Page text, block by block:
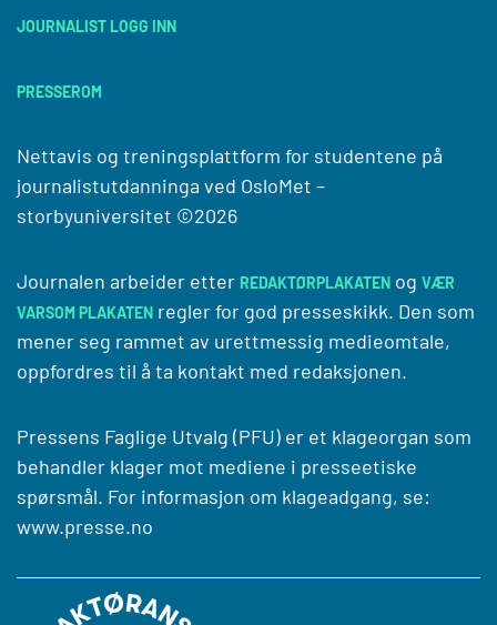
JOURNALIST LOGG INN
PRESSEROM
Nettavis og treningsplattform for studentene på
journalistutdanninga ved OsloMet –
storbyuniversitet ©2026
Journalen arbeider etter REDAKTØRPLAKATEN og VÆR
VARSOM PLAKATEN regler for god presseskikk. Den som
mener seg rammet av urettmessig medieomtale,
oppfordres til å ta kontakt med redaksjonen.
Pressens Faglige Utvalg (PFU) er et klageorgan som
behandler klager mot mediene i presseetiske
spørsmål. For informasjon om klageadgang, se:
www.presse.no